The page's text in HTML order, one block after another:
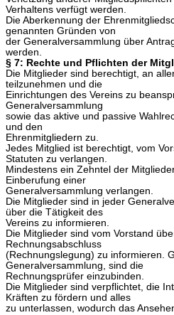
Verhaltens verfügt werden.
Die Aberkennung der
genannten Gründen von
der Generalversammlung über
werden.
§ 7: Rechte und Pflichten der
Die Mitglieder sind berechtigt, an
teilzunehmen und die
Einrichtungen des Vereins zu
Generalversammlung
sowie das aktive und passive
und den
Ehrenmitgliedern zu.
Jedes Mitglied ist berechtigt, vom
Statuten zu verlangen.
Mindestens ein Zehntel der
Einberufung einer
Generalversammlung verlangen.
Die Mitglieder sind in jeder
über die Tätigkeit des
Vereins zu informieren.
Die Mitglieder sind vom Vorstand
Rechnungsabschluss
(Rechnungslegung) zu informieren.
Generalversammlung, sind die
Rechnungsprüfer einzubinden.
Die Mitglieder sind verpflichtet, die
Kräften zu fördern und alles
zu unterlassen, wodurch das